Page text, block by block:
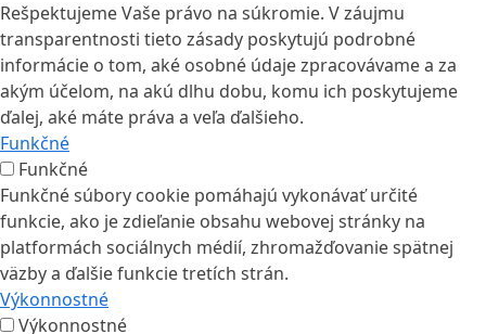
Rešpektujeme Vaše právo na súkromie. V záujmu
transparentnosti tieto zásady poskytujú podrobné
informácie o tom, aké osobné údaje zpracovávame a za
akým účelom, na akú dlhu dobu, komu ich poskytujeme
ďalej, aké máte práva a veľa ďalšieho.
Funkčné
Funkčné
Funkčné súbory cookie pomáhajú vykonávať určité
funkcie, ako je zdieľanie obsahu webovej stránky na
platformách sociálnych médií, zhromažďovanie spätnej
väzby a ďalšie funkcie tretích strán.
Výkonnostné
Výkonnostné